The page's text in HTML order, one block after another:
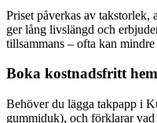
Priset påverkas av
ger lång livslängd och
tillsammans – ofta kan
Boka kostnadsfritt
Behöver du lägga takpapp i
gummiduk), och förklarar